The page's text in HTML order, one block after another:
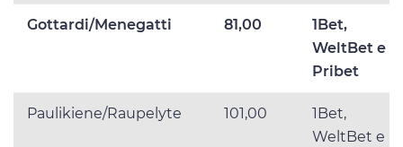
Gottardi/Menegatti 81,00
1Bet,
WeltBet e
Pribet
Paulikiene/Raupelyte 101,00
1Bet,
WeltBet e